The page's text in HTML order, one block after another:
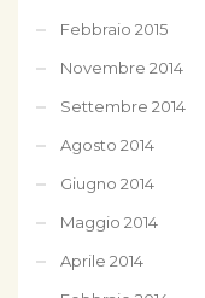
Febbraio 2015
Novembre 2014
Settembre 2014
Agosto 2014
Giugno 2014
Maggio 2014
Aprile 2014